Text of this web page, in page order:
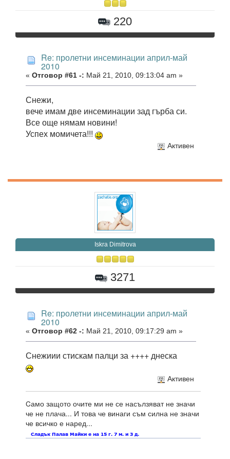
220
Re: пролетни инсеминации април-май
2010
« Отговор #61 -: Май 21, 2010, 09:13:04 am »
Снежи,
вече имам две инсеминации зад гърба си.
Все още нямам новини!
Успех момичета!!!
Активен
Iskra Dimitrova
3271
Re: пролетни инсеминации април-май
2010
« Отговор #62 -: Май 21, 2010, 09:17:29 am »
Снежиии стискам палци за ++++ днеска
Активен
Cамо защото очите ми не се насълзяват не значи
че не плача... И това че винаги съм силна не значи
че всичко е наред...